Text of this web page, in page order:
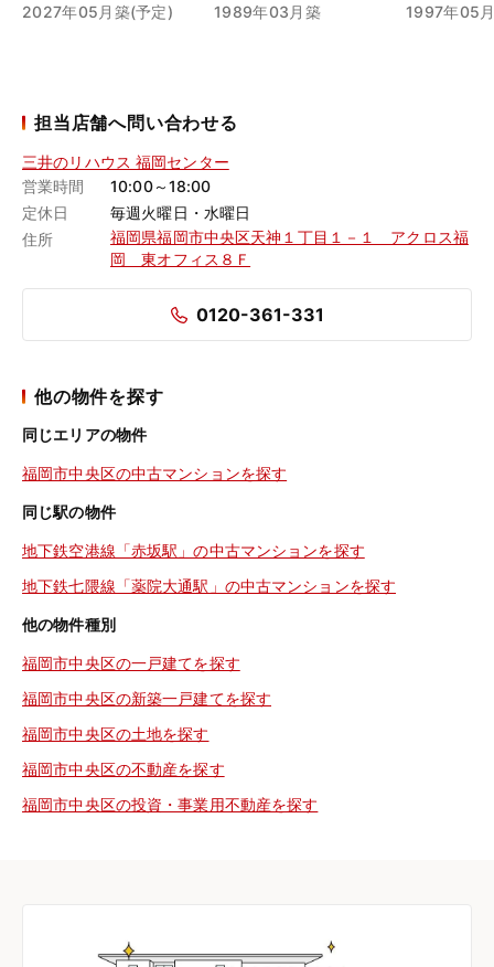
2027年05月築(予定)
1989年03月築
1997年05
担当店舗へ問い合わせる
三井のリハウス 福岡センター
営業時間
10:00～18:00
定休日
毎週火曜日・水曜日
住所
福岡県福岡市中央区天神１丁目１－１ アクロス福
岡 東オフィス８Ｆ
0120-361-331
他の物件を探す
同じエリアの物件
福岡市中央区の中古マンションを探す
同じ駅の物件
地下鉄空港線「赤坂駅」の中古マンションを探す
地下鉄七隈線「薬院大通駅」の中古マンションを探す
他の物件種別
福岡市中央区の一戸建てを探す
福岡市中央区の新築一戸建てを探す
福岡市中央区の土地を探す
福岡市中央区の不動産を探す
福岡市中央区の投資・事業用不動産を探す